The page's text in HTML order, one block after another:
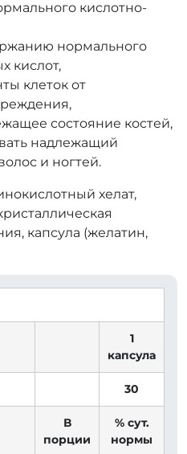
кислотно-
нормального
кислот,
клеток от
состояние костей,
надлежащий
и ногтей.
хелат,
капсула (желатин,
1
капсула
30
В
порции
% сут.
нормы